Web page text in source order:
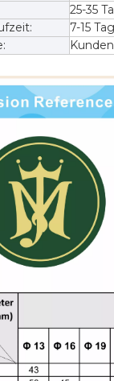
25-35
7-15